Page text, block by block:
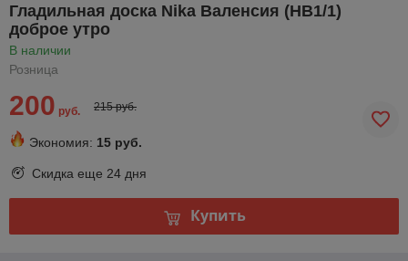
Гладильная доска Nika Валенсия (НВ1/1)
доброе утро
В наличии
Розница
200 руб. 215 руб.
Экономия: 15 руб.
Скидка еще 24 дня
Купить